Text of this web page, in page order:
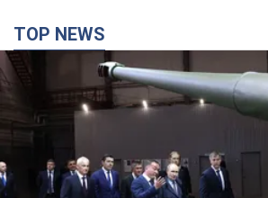
TOP NEWS